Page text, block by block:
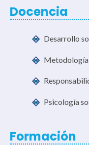
Docencia
Desarrollo
Metodología
Psicología
Formación